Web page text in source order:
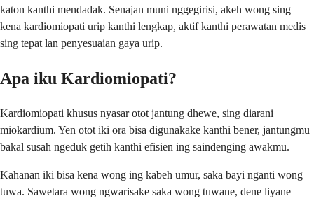
katon kanthi mendadak. Senajan muni nggegirisi, akeh wong sing
kena kardiomiopati urip kanthi lengkap, aktif kanthi perawatan medis
sing tepat lan penyesuaian gaya urip.
Apa iku Kardiomiopati?
Kardiomiopati khusus nyasar otot jantung dhewe, sing diarani
miokardium. Yen otot iki ora bisa digunakake kanthi bener, jantungmu
bakal susah ngeduk getih kanthi efisien ing saindenging awakmu.
Kahanan iki bisa kena wong ing kabeh umur, saka bayi nganti wong
tuwa. Sawetara wong ngwarisake saka wong tuwane, dene liyane